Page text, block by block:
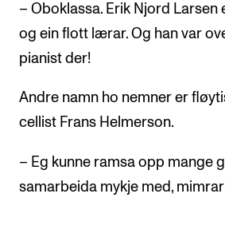
– Oboklassa. Erik Njord Larsen
og ein flott lærar. Og han var
pianist der!
Andre namn ho nemner er
cellist Frans Helmerson.
– Eg kunne ramsa opp mange
samarbeida mykje med,